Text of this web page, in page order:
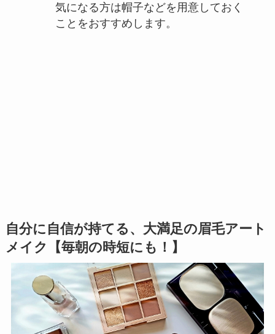
気になる方は帽子などを用意しておく
ことをおすすめします。
自分に自信が持てる、大満足の眉毛アート
メイク【毎朝の時短にも！】